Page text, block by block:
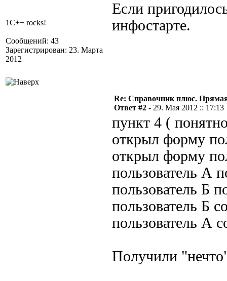
1C++ rocks!
Сообщений: 43
Зарегистрирован: 23. Марта
2012
Если
инфостарте.
Re: Справочник плюс.
Ответ #2 - 29. Мая 2012 :: 17:13
пункт 4 (
открыл форму
открыл форму
пользователь А
пользователь Б
пользователь Б
пользователь А
Получили